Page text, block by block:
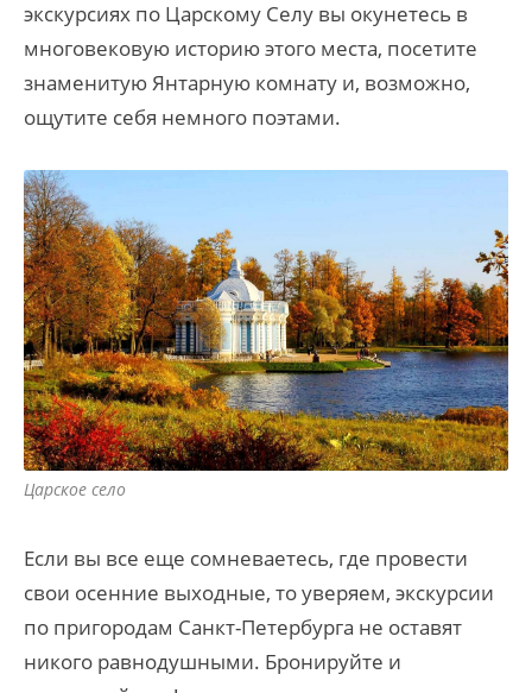
экскурсиях по Царскому Селу вы окунетесь в
многовековую историю этого места, посетите
знаменитую Янтарную комнату и, возможно,
ощутите себя немного поэтами.
Царское село
Если вы все еще сомневаетесь, где провести
свои осенние выходные, то уверяем, экскурсии
по пригородам Санкт-Петербурга не оставят
никого равнодушными. Бронируйте и